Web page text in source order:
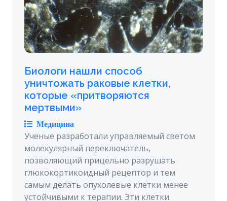
Биологи нашли способ
уничтожать раковые клетки,
которые «притворяются
мертвыми»
Медицина
Ученые разработали управляемый светом
молекулярный переключатель,
позволяющий прицельно разрушать
глюкокортикоидный рецептор и тем
самым делать опухолевые клетки менее
устойчивыми к терапии. Эти клетки